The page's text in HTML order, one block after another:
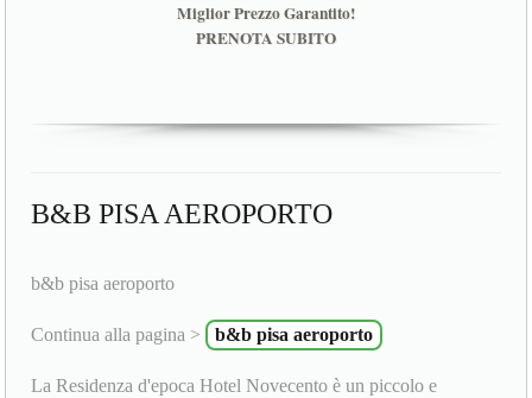
Miglior Prezzo Garantito!
PRENOTA SUBITO
B&B PISA AEROPORTO
b&b pisa aeroporto
Continua alla pagina > b&b pisa aeroporto
La Residenza d'epoca Hotel Novecento è un piccolo e